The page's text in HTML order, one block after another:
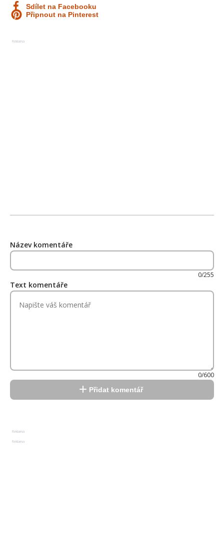
Sdílet na Facebooku
Připnout na Pinterest
Reklama
Název komentáře
0/255
Text komentáře
0/600
Přidat komentář
Reklama
Reklama